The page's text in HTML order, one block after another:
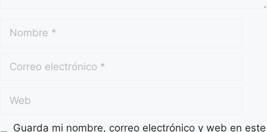
Guarda mi nombre, correo electrónico y web en este